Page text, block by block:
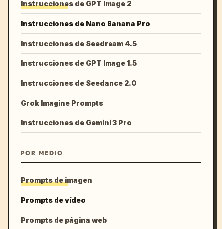
Instrucciones de GPT Image 2
Instrucciones de Nano Banana Pro
Instrucciones de Seedream 4.5
Instrucciones de GPT Image 1.5
Instrucciones de Seedance 2.0
Grok Imagine Prompts
Instrucciones de Gemini 3 Pro
POR MEDIO
Prompts de imagen
Prompts de vídeo
Prompts de página web